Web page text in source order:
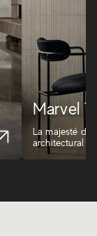
Marvel
La majesté du
architectural